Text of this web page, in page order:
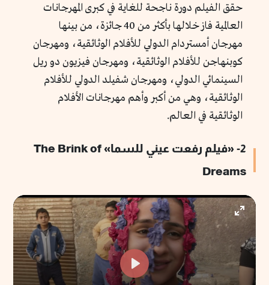
حقق الفيلم دورة ناجحة للغاية في كبرى المهرجانات
العالمية فاز خلالها بأكثر من 40 جائزة، من بينها
مهرجان أمستردام الدولي للأفلام الوثائقية، ومهرجان
كوبنهاجن للأفلام الوثائقية، ومهرجان فيزيون دو ريل
السينمائي الدولي، ومهرجان شفيلد الدولي للأفلام
الوثائقية، وهي من أكبر وأهم مهرجانات الأفلام
الوثائقية في العالم.
2- «فيلم رفعت عيني للسما» The Brink of
Dreams
Enter
Play